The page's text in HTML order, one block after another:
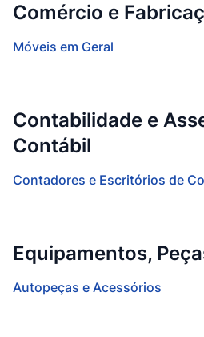
Comércio e
Móveis em Geral
Contabilidade e
Contábil
Contadores e Escritórios de
Equipamentos,
Autopeças e Acessórios